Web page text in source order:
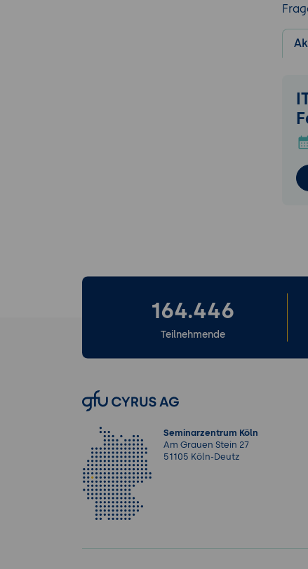
164.446
Teilnehmende
Seminarzentrum Köln
Am Grauen Stein 27
51105 Köln-Deutz